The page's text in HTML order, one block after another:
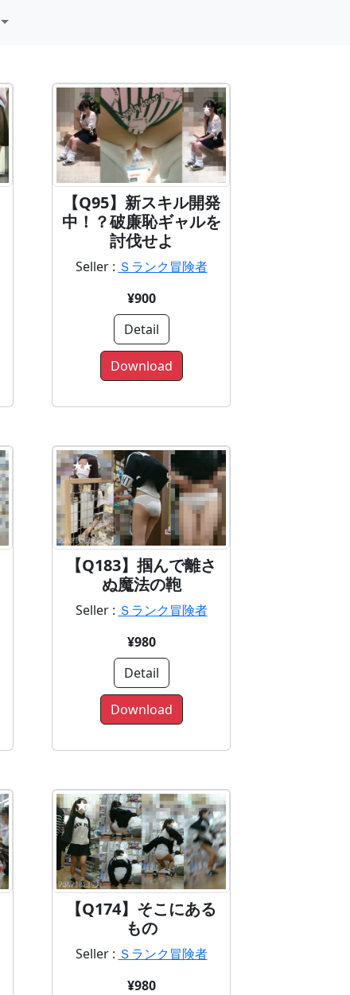
【Q95】新スキル開発
中！？破廉恥ギャルを
討伐せよ
Seller : Ｓランク冒険者
¥900
Detail
Download
【Q183】掴んで離さ
ぬ魔法の鞄
Seller : Ｓランク冒険者
¥980
Detail
Download
【Q174】そこにある
もの
Seller : Ｓランク冒険者
¥980